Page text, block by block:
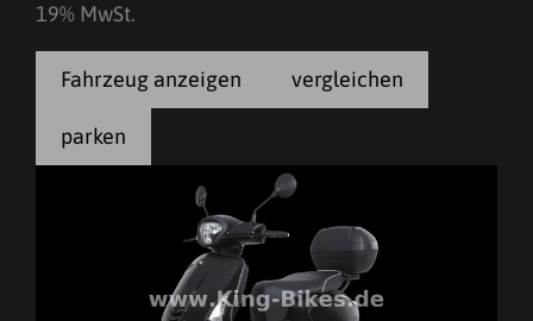
19% MwSt.
Fahrzeug anzeigen vergleichen
parken